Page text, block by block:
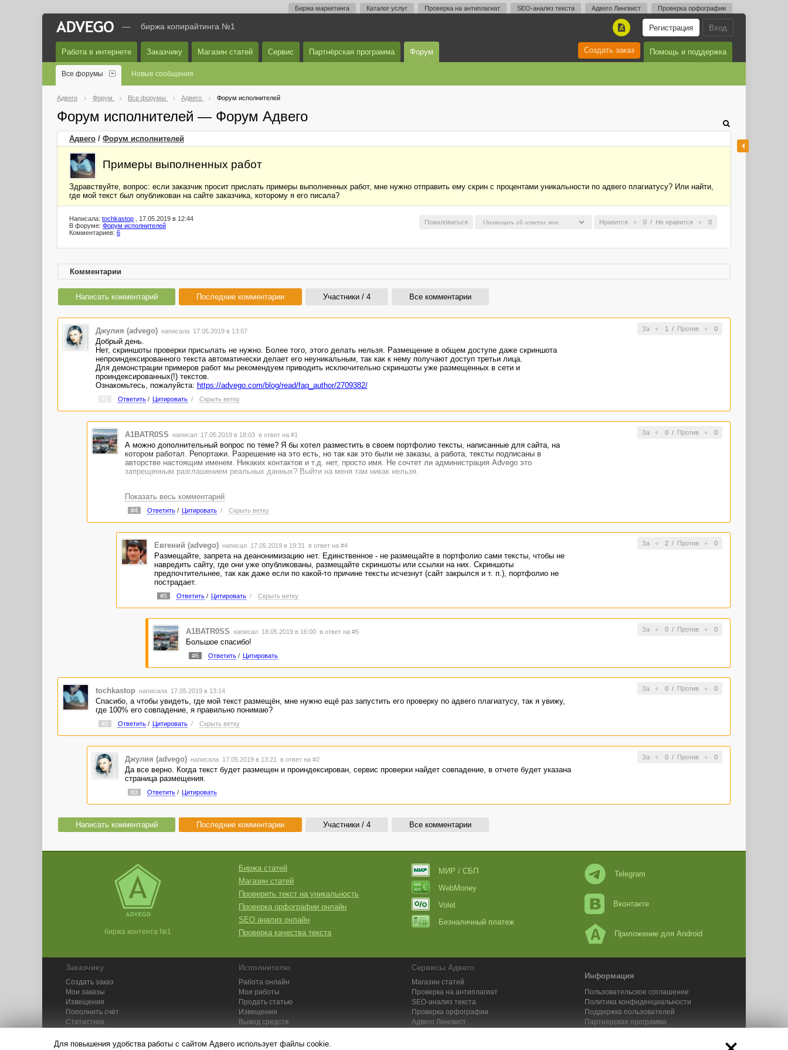
Биржа маркетинга Каталог услуг Проверка на антиплагиат SEO-анализ текста Адвего Лингвист Проверка орфографии
Вход
Регистрация
A
— биржа копирайтинга №1
Работа в интернете Заказчику Магазин статей Сервис Партнёрская программа Форум Помощь и поддержка
Создать заказ
Все форумы Новые сообщения
Адвего Форум Все форумы Адвего Форум исполнителей
Форум исполнителей — Форум Адвего
Адвего / Форум исполнителей
Примеры выполненных работ
Здравствуйте, вопрос: если заказчик просит прислать примеры выполненных работ, мне нужно отправить ему скрин с процентами уникальности по адвего плагиатусу? Или найти,
где мой текст был опубликован на сайте заказчика, которому я его писала?
Нравится 0 / Не нравится 0
Пожаловаться
Написала: tochkastop , 17.05.2019 в 12:44
В форуме: Форум исполнителей
Комментариев: 6
Комментарии
Написать комментарий Последние комментарии Участники / 4 Все комментарии
За 1 / Против 0
Джулия (advego) написала 17.05.2019 в 13:07
Добрый день.
Нет, скриншоты проверки присылать не нужно. Более того, этого делать нельзя. Размещение в общем доступе даже скриншота
непроиндексированного текста автоматически делает его неуникальным, так как к нему получают доступ третьи лица.
Для демонстрации примеров работ мы рекомендуем приводить исключительно скриншоты уже размещенных в сети и
проиндексированных(!) текстов.
Ознакомьтесь, пожалуйста: https://advego.com/blog/read/faq_author/2709382/
Ответить/ Цитировать / Скрыть ветку
За 0/ Против 0
A1BATR0SS написал 17.05.2019 в 18:03 в ответ на #1
А можно дополнительный вопрос по теме? Я бы хотел разместить в своем портфолио тексты, написанные для сайта, на
котором работал. Репортажи. Разрешение на это есть, но так как это были не заказы, а работа, тексты подписаны в
авторстве настоящим именем. Никаких контактов и т.д. нет, просто имя. Не сочтет ли администрация Advego это
запрещенным разглашением реальных данных? Выйти на меня там никак нельзя.
Показать весь комментарий
#4 Ответить/ Цитировать / Скрыть ветку
За 2/ Против 0
Евгений (advego) написал 17.05.2019 в 19:31 в ответ на #4
Размещайте, запрета на деанонимизацию нет. Единственное - не размещайте в портфолио сами тексты, чтобы не
навредить сайту, где они уже опубликованы, размещайте скриншоты или ссылки на них. Скриншоты
предпочтительнее, так как даже если по какой-то причине тексты исчезнут (сайт закрылся и т. п.), портфолио не
пострадает.
#5 Ответить/ Цитировать / Скрыть ветку
За 0/ Против 0
A1BATR0SS написал 18.05.2019 в 16:00 в ответ на #5
Большое спасибо!
#6 Ответить/ Цитировать
За 0/ Против 0
tochkastop написала 17.05.2019 в 13:14
Спасибо, а чтобы увидеть, где мой текст размещён, мне нужно ещё раз запустить его проверку по адвего плагиатусу, так я увижу,
где 100% его совпадение, я правильно понимаю?
#2 Ответить/ Цитировать / Скрыть ветку
За 0/ Против 0
Джулия (advego) написала 17.05.2019 в 13:21 в ответ на #2
Да все верно. Когда текст будет размещен и проиндексирован, сервис проверки найдет совпадение, в отчете будет указана
страница размещения.
#3 Ответить/ Цитировать
Написать комментарий Последние комментарии Участники / 4 Все комментарии
биржа контента №1
Биржа статей
Магазин статей
Проверить текст на уникальность
Проверка орфографии онлайн
SEO анализ онлайн
Проверка качества текста
МИР / СБП
WebMoney
Volet
Безналичный платеж
Telegram
Вконтакте
Приложение для Android
Заказчику
Создать заказ
Мои заказы
Извещения
Пополнить счёт
Статистика
Исполнителю
Работа онлайн
Мои работы
Продать статью
Извещения
Вывод средств
Сервисы Адвего
Магазин статей
Проверка на антиплагиат
SEO-анализ текста
Проверка орфографии
Адвего Лингвист
Информация
Пользовательское соглашение
Политика конфиденциальности
Поддержка пользователей
Партнерская программа
Для повышения удобства работы с сайтом Адвего использует файлы cookie.